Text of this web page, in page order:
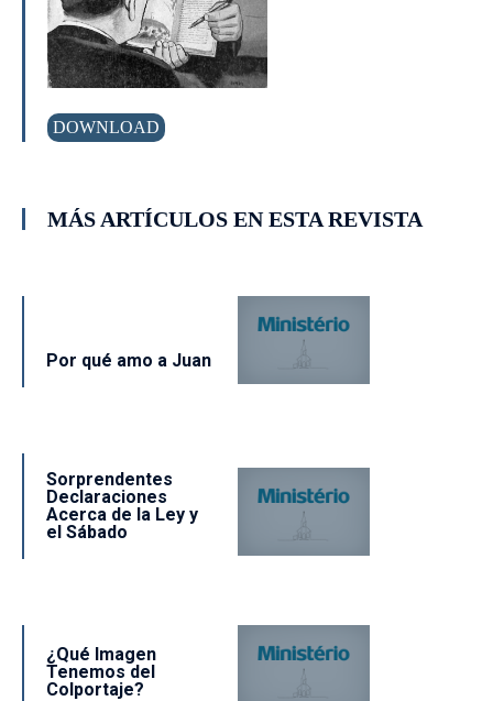
DOWNLOAD
MÁS ARTÍCULOS EN ESTA REVISTA
Por qué amo a Juan
Sorprendentes
Declaraciones
Acerca de la Ley y
el Sábado
¿Qué Imagen
Tenemos del
Colportaje?